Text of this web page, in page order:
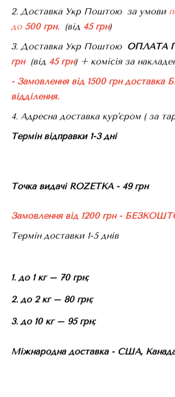
2. Доставка Укр Поштою за умови
до 500 грн. (від 45 грн)
3. Доставка Укр ПоштоюОПЛАТА
грн (від 45 грн) + комісія за
- Замовлення від 1500 грн
відділення.
4. Адресна доставка кур'єром ( за
Термін відправки 1-3 дні
Точка видачі ROZETKA - 49 грн
Замовлення від 1200 грн -
Термін доставки 1-5 днів
1. до 1 кг – 70 грн;
2. до 2 кг – 80 грн;
3. до 10 кг – 95 грн;
Міжнародна доставка - США,